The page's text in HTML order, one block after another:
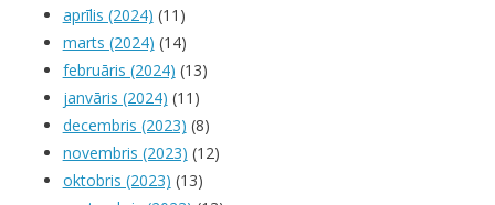
aprīlis (2024) (11)
marts (2024) (14)
februāris (2024) (13)
janvāris (2024) (11)
decembris (2023) (8)
novembris (2023) (12)
oktobris (2023) (13)